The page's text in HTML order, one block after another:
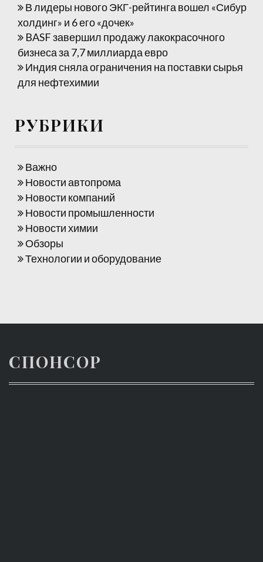
В лидеры нового ЭКГ-рейтинга вошел «Сибур
холдинг» и 6 его «дочек»
BASF завершил продажу лакокрасочного
бизнеса за 7,7 миллиарда евро
Индия сняла ограничения на поставки сырья
для нефтехимии
РУБРИКИ
Важно
Новости автопрома
Новости компаний
Новости промышленности
Новости химии
Обзоры
Технологии и оборудование
СПОНСОР